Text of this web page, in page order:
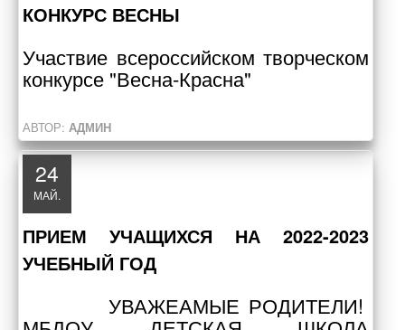
КОНКУРС ВЕСНЫ
Участвие всероссийском творческом
конкурсе "Весна-Красна"
АВТОР: АДМИН
24
МАЙ.
ПРИЕМ УЧАЩИХСЯ НА 2022-2023
УЧЕБНЫЙ ГОД
УВАЖЕАМЫЕ РОДИТЕЛИ!